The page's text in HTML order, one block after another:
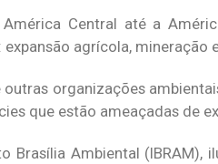
Central até a
agrícola,
organizações
que estão ameaçadas de
Brasília Ambiental (IBRAM),